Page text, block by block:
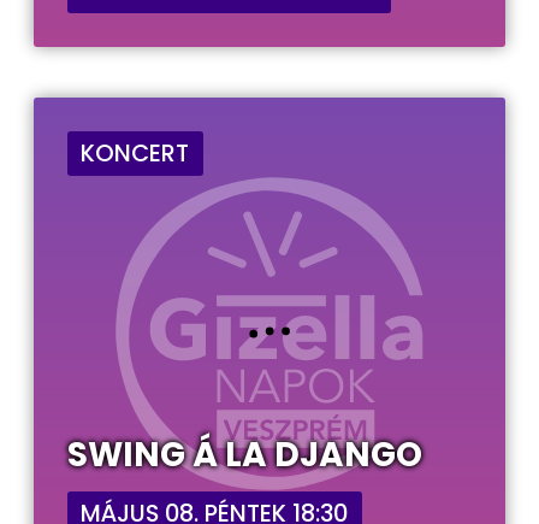
KONCERT
SWING Á LA DJANGO
MÁJUS 08. PÉNTEK 18:30